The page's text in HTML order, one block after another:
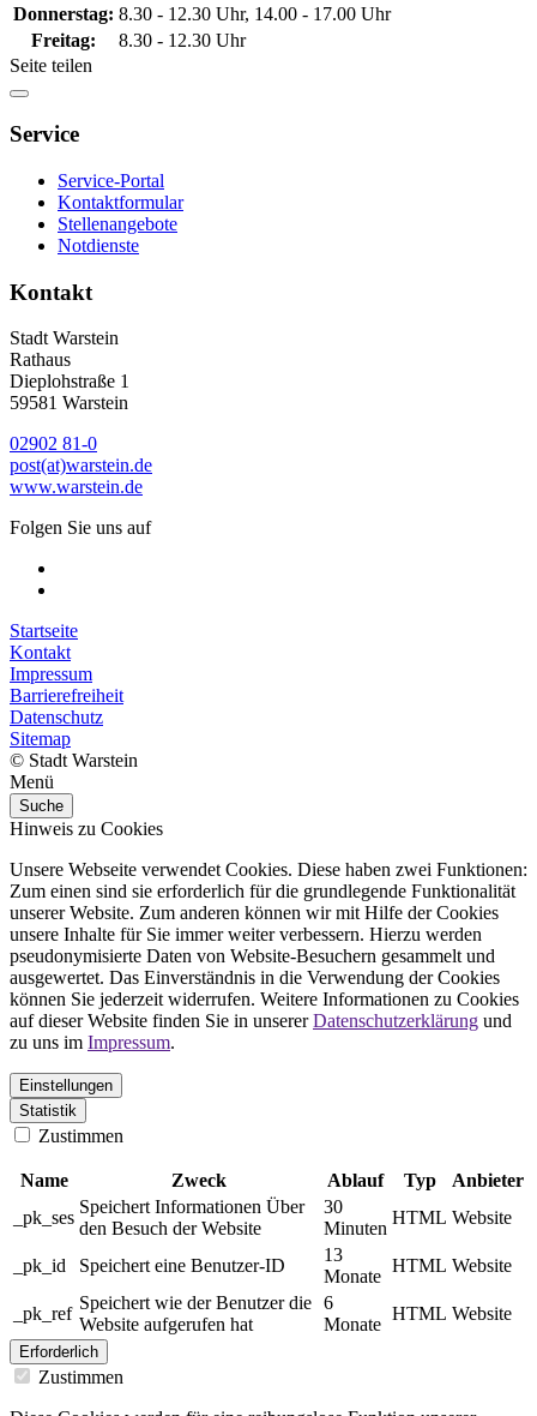
Donnerstag: 8.30 - 12.30 Uhr, 14.00 - 17.00 Uhr
Freitag:
8.30 - 12.30 Uhr
Seite teilen
Service
Service-Portal
Kontaktformular
Stellenangebote
Notdienste
Kontakt
Stadt Warstein
Rathaus
Dieplohstraße 1
59581 Warstein
02902 81-0
post(at)warstein.de
www.warstein.de
Folgen Sie uns auf
Startseite
Kontakt
Impressum
Barrierefreiheit
Datenschutz
Sitemap
© Stadt Warstein
Menü
Suche
Hinweis zu Cookies
Unsere Webseite verwendet Cookies. Diese haben zwei Funktionen:
Zum einen sind sie erforderlich für die grundlegende Funktionalität
unserer Website. Zum anderen können wir mit Hilfe der Cookies
unsere Inhalte für Sie immer weiter verbessern. Hierzu werden
pseudonymisierte Daten von Website-Besuchern gesammelt und
ausgewertet. Das Einverständnis in die Verwendung der Cookies
können Sie jederzeit widerrufen. Weitere Informationen zu Cookies
auf dieser Website finden Sie in unsererDatenschutzerklärung und
zu uns im Impressum.
Einstellungen
Statistik
Zustimmen
Name Zweck Ablauf Typ
Anbieter
_pk_ses
Speichert Informationen Über
den Besuch der Website
30
Minuten
HTML Website
_pk_id Speichert eine Benutzer-ID
13
Monate
HTML Website
_pk_ref
Speichert wie der Benutzer die
Website aufgerufen hat
6
Monate
HTML Website
Erforderlich
Zustimmen